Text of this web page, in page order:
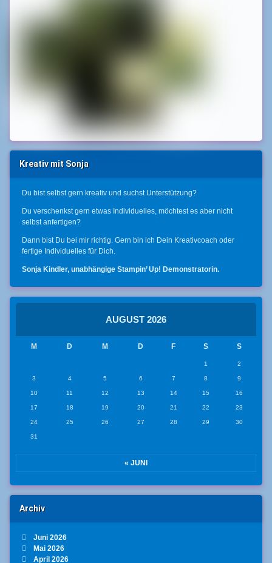
Kreativ mit Sonja
Du bist selbst gern kreativ und suchst Unterstützung?
Du verschenkst gern etwas Individuelles, möchtest es aber nicht
selbst anfertigen?
Dann bist Du bei mir richtig. Gern bin ich Dein Kreativcoach oder
fertige Individuelles für Dich.
Sonja Kindler, unabhängige Stampin’ Up! Demonstratorin.
AUGUST 2026
M D M D F S S
1 2
3 4 5 6 7 8 9
10 11 12 13 14 15 16
17 18 19 20 21 22 23
24 25 26 27 28 29 30
31
« JUNI
Archiv
Juni 2026
Mai 2026
April 2026